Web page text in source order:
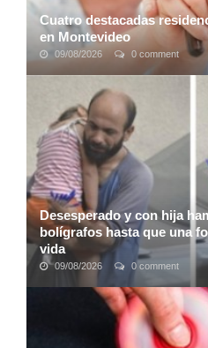
Cuatro destacadas
en Montevideo
09/08/2026 0 comment
Las residencias para la tercera
sólo un lugar para vivir, ofrecen
las personas pueden continuar ...
Desesperado y con hija
bolígrafos hasta que una
vida
09/08/2026 0 comment
Un hombre trabaja en una
gerente, misma en la que
mantenerse y cubrir todas las